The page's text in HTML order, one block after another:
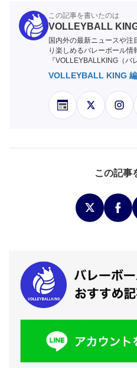
この記事を書いたのは
VOLLEYBALL
国内外の最新ニュースや注
り楽しめるバレーボール情
『VOLLEYBALLKING（バ
VOLLEYBALL KING
この記事